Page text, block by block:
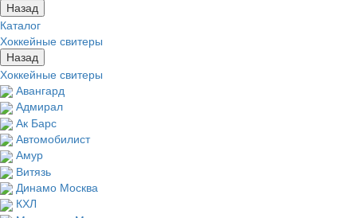
Назад
Каталог
Хоккейные свитеры
Назад
Хоккейные свитеры
Авангард
Адмирал
Ак Барс
Автомобилист
Амур
Витязь
Динамо Москва
КХЛ